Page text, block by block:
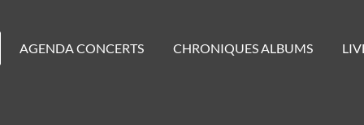
AGENDA CONCERTS CHRONIQUES ALBUMS